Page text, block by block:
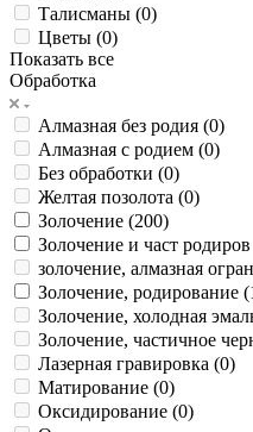
Талисманы (0)
Цветы (0)
Показать все
Обработка
Алмазная без родия (0)
Алмазная с родием (0)
Без обработки (0)
Желтая позолота (0)
Золочение (200)
Золочение и част
золочение, алмазная
Золочение, родирование (
Золочение, холодная
Золочение, частичное
Лазерная гравировка (0)
Матирование (0)
Оксидирование (0)